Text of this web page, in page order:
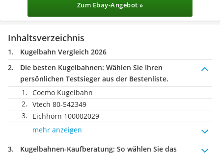
Zum Ebay-Angebot »
Inhaltsverzeichnis
Kugelbahn Vergleich 2026
Die besten Kugelbahnen: Wählen Sie Ihren
persönlichen Testsieger aus der Bestenliste.
Coemo Kugelbahn
Vtech ‎80-542349
Eichhorn 100002029
mehr anzeigen
Kugelbahnen-Kaufberatung: So wählen Sie das